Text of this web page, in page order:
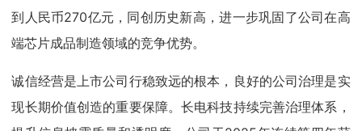
到人民币270亿元，同创历史新高，进一步巩固了公司在高
端芯片成品制造领域的竞争优势。
诚信经营是上市公司行稳致远的根本，良好的公司治理是实
现长期价值创造的重要保障。长电科技持续完善治理体系，